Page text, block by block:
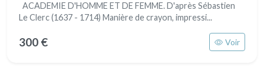
ACADEMIE D'HOMME ET DE FEMME. D'après Sébastien
Le Clerc (1637 - 1714) Manière de crayon, impressi...
300 € Voir